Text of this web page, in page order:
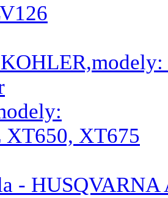
- HUSQVARNA